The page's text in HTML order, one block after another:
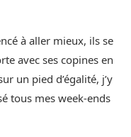
à aller mieux, ils se
avec ses copines en
un pied d’égalité, j’y
tous mes week-ends